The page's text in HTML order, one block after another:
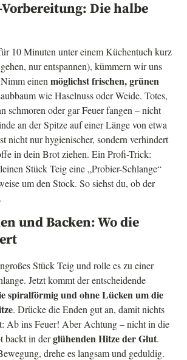
Vorbereitung: Die halbe
10 Minuten unter einem Küchentuch kurz
nur entspannen), kümmern wir uns
einen möglichst frischen, grünen
wie Haselnuss oder Weide. Totes,
schmoren oder gar Feuer fangen – nicht
an der Spitze auf einer Länge von etwa
nicht nur hygienischer, sondern verhindert
in dein Brot ziehen. Ein Profi-Trick:
Stück Teig eine „Probier-Schlange“
um den Stock. So siehst du, ob der
und Backen: Wo die
Stück Teig und rolle es zu einer
Jetzt kommt der entscheidende
spiralförmig und ohne Lücken um die
. Drücke die Enden gut an, damit nichts
Ab ins Feuer! Aber Achtung – nicht in die
backt in derglühenden Hitze der Glut.
drehe es langsam und geduldig.